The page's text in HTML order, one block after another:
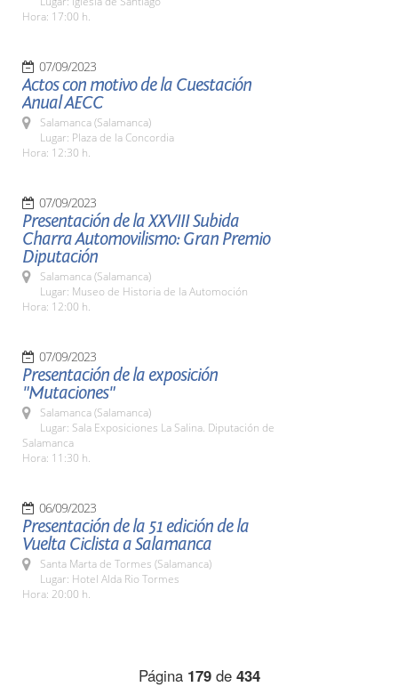
Hora: 17:00 h.
07/09/2023
Actos con motivo de la Cuestación
Anual AECC
Salamanca (Salamanca)
Lugar: Plaza de la Concordia
Hora: 12:30 h.
07/09/2023
Presentación de la XXVIII Subida
Charra Automovilismo: Gran Premio
Diputación
Salamanca (Salamanca)
Lugar: Museo de Historia de la Automoción
Hora: 12:00 h.
07/09/2023
Presentación de la exposición
"Mutaciones"
Salamanca (Salamanca)
Lugar: Sala Exposiciones La Salina. Diputación de
Salamanca
Hora: 11:30 h.
06/09/2023
Presentación de la 51 edición de la
Vuelta Ciclista a Salamanca
Santa Marta de Tormes (Salamanca)
Lugar: Hotel Alda Rio Tormes
Hora: 20:00 h.
Página 179de 434